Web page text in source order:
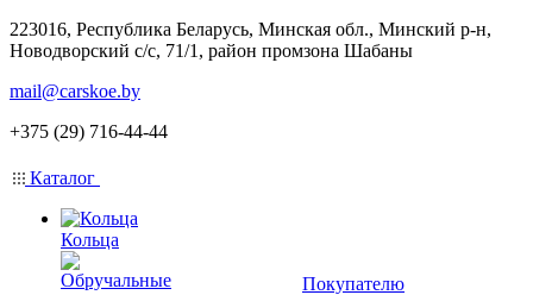
223016, Республика Беларусь, Минская обл., Минский р-н,
Новодворский с/с, 71/1, район промзона Шабаны
mail@carskoe.by
+375 (29) 716-44-44
Каталог
Кольца
Покупателю